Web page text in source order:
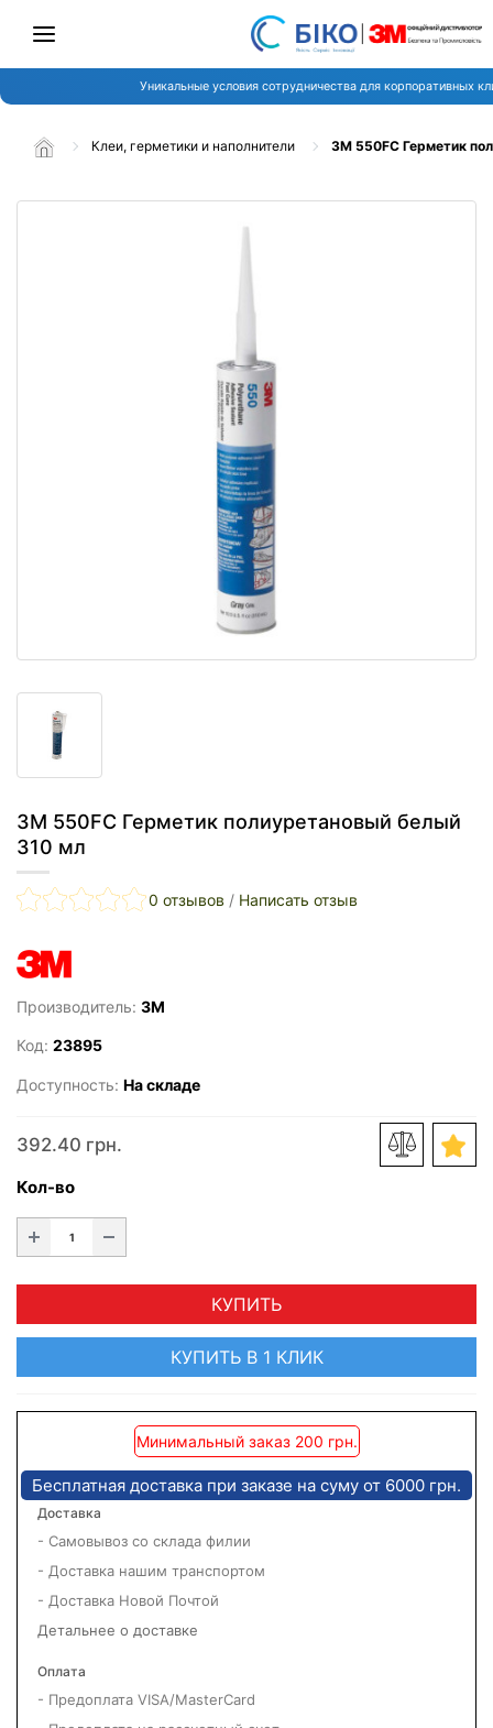
Уникальные условия сотрудничества для корпоративных
Клеи, герметики и наполнители 3M 550FC Герметик
3M 550FC Герметик полиуретановый белый
310 мл
0 отзывов / Написать отзыв
Производитель: 3M
Код: 23895
Доступность: На складе
392.40 грн.
Кол-во
КУПИТЬ
КУПИТЬ В 1 КЛИК
Минимальный заказ 200 грн.
Бесплатная доставка при заказе на суму от 6000 грн.
Доставка
- Самовывоз со склада филии
- Доставка нашим транспортом
- Доставка Новой Почтой
Детальнее о доставке
Оплата
- Предоплата VISA/MasterCard